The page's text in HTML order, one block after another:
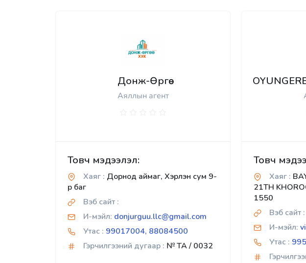
Донж-Өргөө
Аяллын агент
Товч мэдээлэл:
Хаяг : Дорнод аймаг, Хэрлэн сум 9-
р баг
Вэб сайт :
И-мэйл: donjurguu.llc@gmail.com
Утас : 99017004, 88084500
Гэрчилгээний дугаар : № TA / 0032
Товч
Хаяг :
21TH
1550
Вэб сайт :
И-мэйл:
Утас :